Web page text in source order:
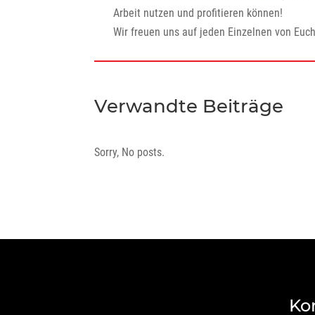
Arbeit nutzen und profitieren können!
Wir freuen uns auf jeden Einzelnen von Euch
Verwandte Beiträge
Sorry, No posts.